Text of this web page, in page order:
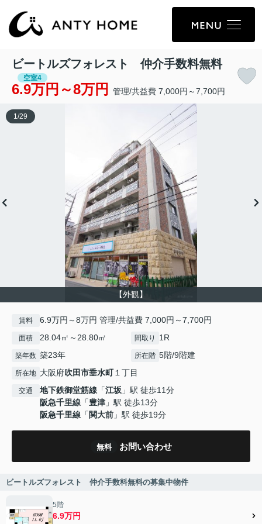
ビートルズフォレスト 仲介手数料無料
空室4
6.9万円～8万円 管理/共益費 7,000円～7,700円
【外観】
1 /29
賃料 6.9万円～8万円 管理/共益費 7,000円～7,700円
面積 28.04㎡～28.80㎡ 間取り 1R
築年数 築23年 所在階 5階/9階建
所在地 大阪府吹田市垂水町１丁目
交通 地下鉄御堂筋線 「江坂 」駅 徒歩11分
阪急千里線 「豊津 」駅 徒歩13分
阪急千里線 「 関大前 」駅 徒歩19分
無料 お問い合わせ
ビートルズフォレスト 仲介手数料無料の募集中物件
5階
6.9万円